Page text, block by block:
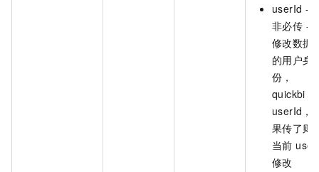
userId --
非必传 --
修改数据
的用户身
份，
quickbi 的
userId，
果传了则
当前
修改